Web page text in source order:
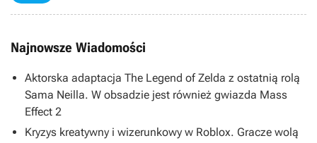
Najnowsze Wiadomości
Aktorska adaptacja The Legend of Zelda z ostatnią rolą
Sama Neilla. W obsadzie jest również gwiazda Mass
Effect 2
Kryzys kreatywny i wizerunkowy w Roblox. Gracze wolą